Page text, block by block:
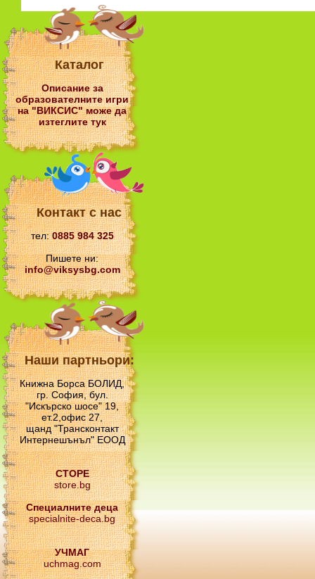
Каталог
Описаниеза
образователните игри
на "ВИКСИС" може да
изтеглите тук
Контакт с нас
тел:0885 984 325
Пишете ни:
info@viksysbg.com
Наши партньори:
Книжна Борса БОЛИД,
гр. София, бул.
"Искърско шосе" 19,
ет.2,офис 27,
щанд "Трансконтакт
Интернешънъл" ЕООД
СТОРЕ
store.bg
Специалните деца
specialnite-deca.bg
УЧМАГ
uchmag.com